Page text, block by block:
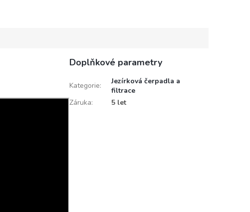
Doplňkové parametry
Kategorie:
Jezírková čerpadla a
filtrace
Záruka: 5 let